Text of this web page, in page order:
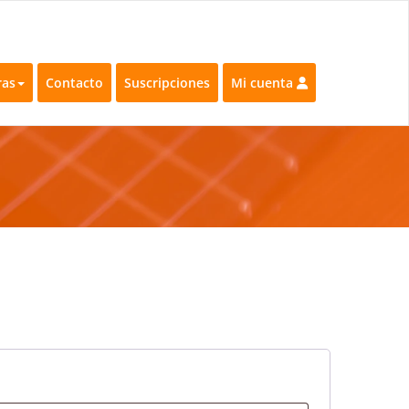
Contacto Suscripciones Mi cuenta